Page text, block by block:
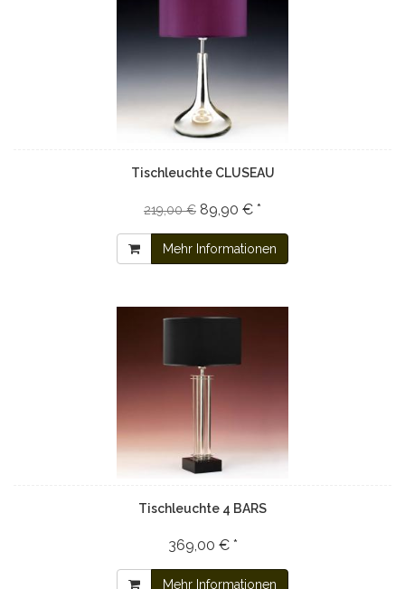
Tischleuchte CLUSEAU
219,00 € 89,90 € *
Mehr Informationen
Tischleuchte 4 BARS
369,00 € *
Mehr Informationen